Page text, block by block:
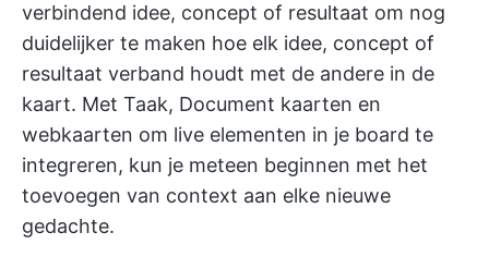
verbindend idee, concept of resultaat om nog
duidelijker te maken hoe elk idee, concept of
resultaat verband houdt met de andere in de
kaart. Met Taak, Document kaarten en
webkaarten om live elementen in je board te
integreren, kun je meteen beginnen met het
toevoegen van context aan elke nieuwe
gedachte.